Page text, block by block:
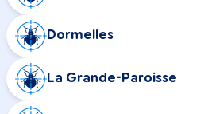
Dormelles
La Grande-Paroisse